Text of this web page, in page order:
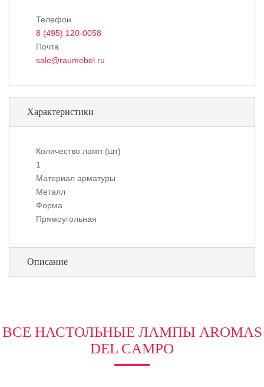
Телефон
8 (495) 120-0058
Почта
sale@raumebel.ru
Характеристики
Количество ламп (шт)
1
Материал арматуры
Металл
Форма
Прямоугольная
Описание
ВСЕ НАСТОЛЬНЫЕ ЛАМПЫ AROMAS
DEL CAMPO